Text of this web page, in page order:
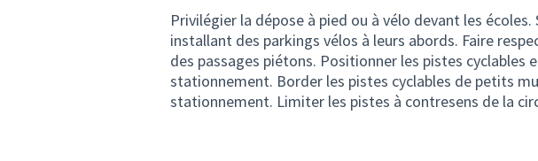
Privilégier la dépose à pied ou à vélo devant les
installant des parkings vélos à leurs abords. Faire
des passages piétons. Positionner les pistes
stationnement. Border les pistes cyclables de petits
stationnement. Limiter les pistes à contresens de la